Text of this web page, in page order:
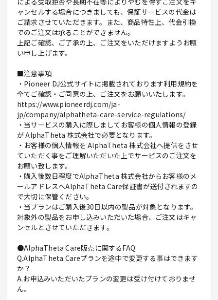
ャンセルする場合につきましても、保証サービスの代金は
ご請求させていただきます。また、商品特性上、代金引換
でのご注文は承ることができません。
上記ご確認、ご了承の上、ご注文をいただけますようお願
い申し上げます。
■注意事項
・Pioneer DJ公式サイトに掲載されております利用規約を
全てご確認・ご同意の上、ご注文をお願いいたします。
https://www.pioneerdj.com/ja-
jp/company/alphatheta-care-service-regulations/
・当サービスの購入に際しましてお客様の個人情報の登録
が AlphaTheta 株式会社で必要となります。
・お客様の個人情報を AlphaTheta 株式会社へ提供をさせ
ていただく事をご理解いただいた上でサービスのご注文を
お願い致します。
・購入後数日程度でAlphaTheta 株式会社からお客様のメ
ールアドレスへAlphaTheta Care保証書が送付されますの
で大切に保管ください。
・当プランはご購入後30日以内の製品が対象となります。
対象外の製品をお申し込みいただいた場合、ご注文はキャ
ンセルとさせていただきます。
●AlphaTheta Care販売に関するFAQ
Q.AlphaTheta Careプランを途中で変更する事はできます
か？
A.お申込みいただいたプランの変更は受け付けておりませ
ん。